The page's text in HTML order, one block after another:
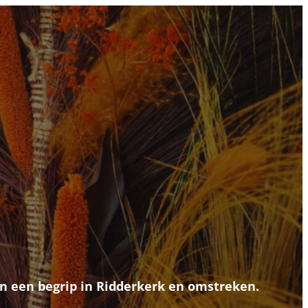
een begrip in Ridderkerk en omstreken.